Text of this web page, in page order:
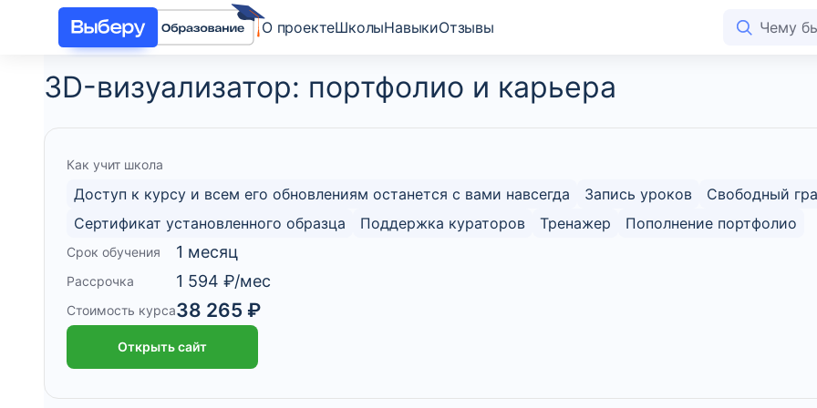
О проектеШколыНавыкиОтзывы
3D-визуализатор: портфолио и карьера
Как учит школа
Доступ к курсу и всем его обновлениям останется с вами навсегда Запись уроков
Свободный
Cертификат установленного образца
Поддержка кураторов Тренажер Пополнение портфолио
Срок обучения 1 месяц
Рассрочка 1 594 ₽/мес
Стоимость курса38 265 ₽
Открыть сайт